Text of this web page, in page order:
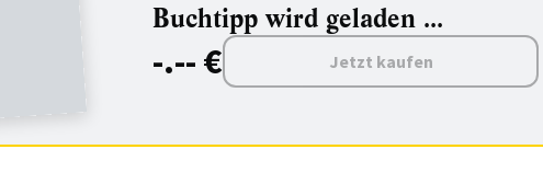
Buchtipp wird geladen ...
-.-- € Jetzt kaufen